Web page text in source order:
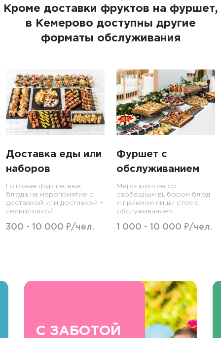
Кроме доставки фруктов на фуршет,
в Кемерово доступны другие
форматы обслуживания
Доставка еды или
наборов
Готовые фуршетные
блюда на мероприятие с
доставкой или доставкой +
сервировкой.
300 - 10 000 ₽/чел.
Фуршет с
обслуживанием
Мероприятие со
свободным выбором блюд
и приемом пищи стоя с
обслуживанием.
1 000 - 10 000 ₽/чел.
С ЗАБОТОЙ